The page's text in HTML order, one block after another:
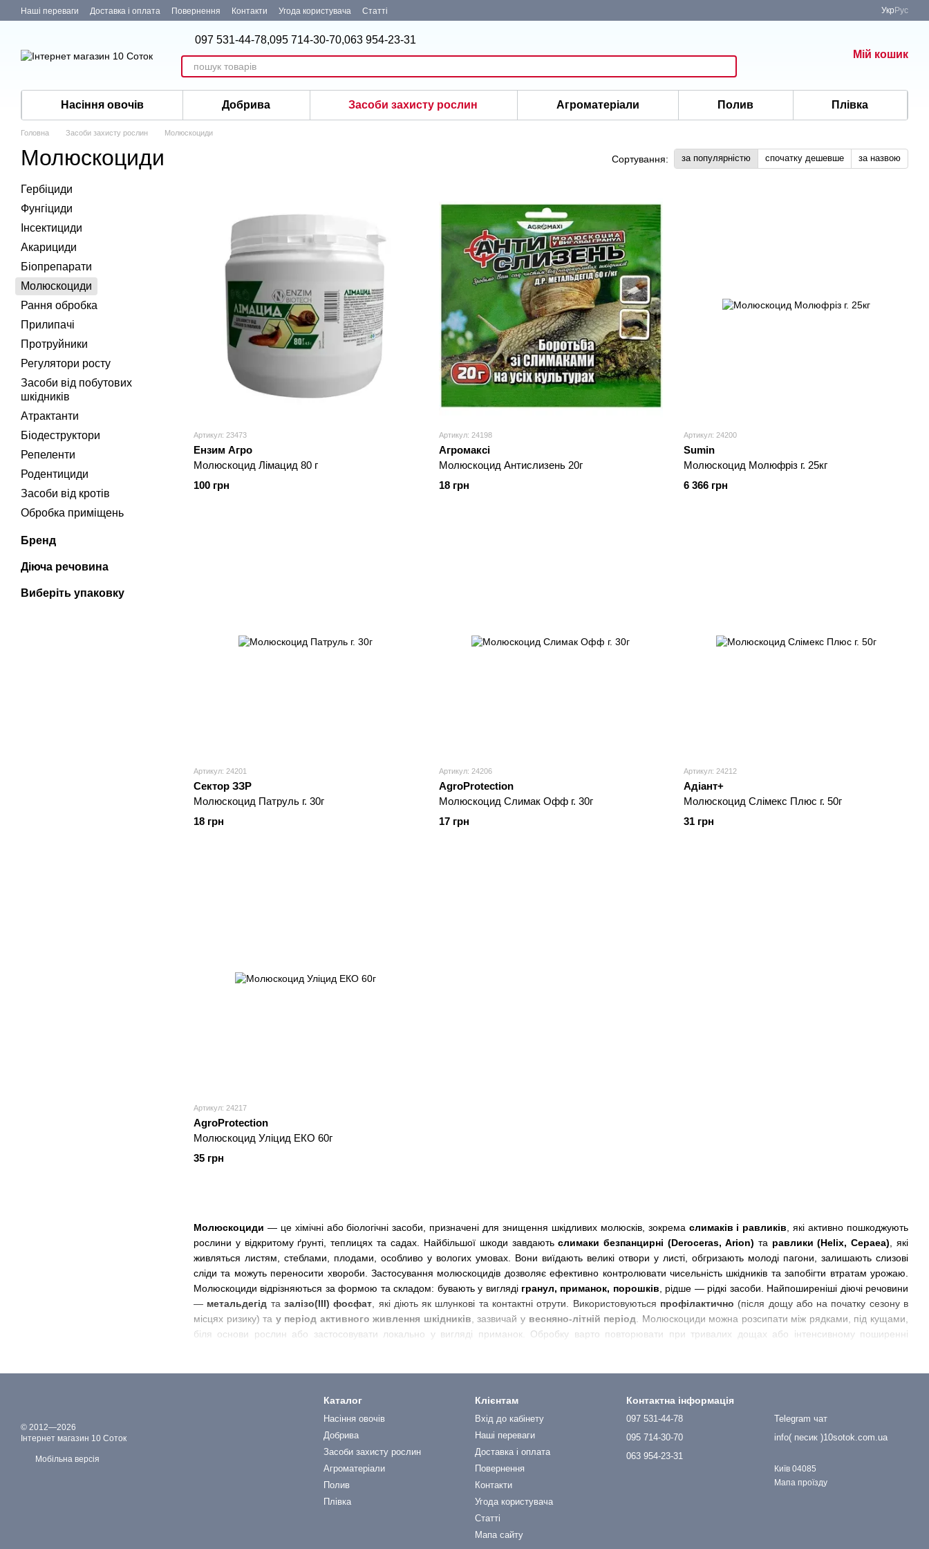
Перейти до основного контенту
Наші переваги Доставка і оплата Повернення Контакти Угода користувача Статті Укр Рус
097 531-44-78,095 714-30-70,063 954-23-31
Мій кошик
Насіння овочів Добрива Засоби захисту рослин Агроматеріали Полив Плівка
Головна Засоби захисту рослин Молюскоциди
Молюскоциди Сортування: за популярністю спочатку дешевше за назвою
Молюскоциди — це хімічні або біологічні засоби, призначені для знищення шкідливих молюсків, зокрема слимаків і равликів , які активно пошкоджують
рослини у відкритому ґрунті, теплицях та садах. Найбільшої шкоди завдаютьслимаки безпанцирні (Deroceras, Arion) та равлики (Helix, Cepaea) , які
живляться листям, стеблами, плодами, особливо у вологих умовах. Вони виїдають великі отвори у листі, обгризають молоді пагони, залишають слизові
сліди та можуть переносити хвороби. Застосування молюскоцидів дозволяє ефективно контролювати чисельність шкідників та запобігти втратам урожаю.
Молюскоциди відрізняються за формою та складом: бувають у вигляді гранул, приманок, порошків , рідше — рідкі засоби. Найпоширеніші діючі речовини
— метальдегід та залізо(III) фосфат , які діють як шлункові та контактні отрути. Використовуються профілактично (після дощу або на початку сезону в
місцях ризику) та у період активного живлення шкідників , зазвичай у весняно-літній період . Молюскоциди можна розсипати між рядками, під кущами,
біля основи рослин або застосовувати локально у вигляді приманок. Обробку варто повторювати при тривалих дощах або інтенсивному поширенні
екологічний метод захисту врожаю від слимаків і равликів.
Артикул: 23473
Ензим Агро
Молюскоцид Лімацид 80 г
100 грн
Артикул: 24198
Агромаксі
Молюскоцид Антислизень 20г
18 грн
Артикул: 24200
Sumin
Молюскоцид Молюфріз г. 25кг
6 366 грн
Артикул: 24201
Сектор ЗЗР
Молюскоцид Патруль г. 30г
18 грн
Артикул: 24206
AgroProtection
Молюскоцид Слимак Офф г. 30г
17 грн
Артикул: 24212
Адіант+
Молюскоцид Слімекс Плюс г. 50г
31 грн
Артикул: 24217
AgroProtection
Молюскоцид Уліцид ЕКО 60г
35 грн
Гербіциди
Фунгіциди
Інсектициди
Акарициди
Біопрепарати
Молюскоциди
Рання обробка
Прилипачі
Протруйники
Регулятори росту
Засоби від побутових
шкідників
Атрактанти
Біодеструктори
Репеленти
Родентициди
Засоби від кротів
Обробка приміщень
Бренд
Діюча речовина
Виберіть упаковку
© 2012—2026
Інтернет магазин 10 Соток
Мобільна версія
Каталог
Насіння овочів
Добрива
Засоби захисту рослин
Агроматеріали
Полив
Плівка
Клієнтам
Вхід до кабінету
Наші переваги
Доставка і оплата
Повернення
Контакти
Угода користувача
Статті
Мапа сайту
Контактна інформація
097 531-44-78
095 714-30-70
063 954-23-31
Telegram чат
info( песик )10sotok.com.ua
Київ 04085
Мапа проїзду